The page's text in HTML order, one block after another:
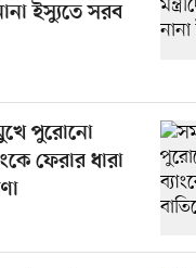
ইস্যুতে সরব
পুরোনো
ফেরার ধারা